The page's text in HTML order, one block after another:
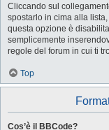
Cliccando sul
spostarlo in cima alla
questa opzione è
semplicemente
regole del forum in cui ti
Top
Cos’è il BBCode?